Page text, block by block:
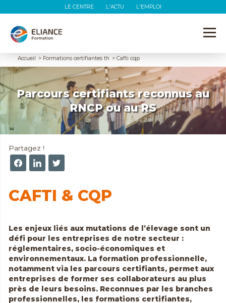
LE CENTRE L'ACTU L'EMPLOI
Accueil > Formations certifiantes th > Cafti cqp
Parcours certifiants reconnus au
RNCP ou au RS
Partagez !
CAFTI & CQP
Les enjeux liés aux mutations de l’élevage sont un
défi pour les entreprises de notre secteur :
réglementaires, socio-économiques et
environnementaux. La formation professionnelle,
notamment via les parcours certifiants, permet aux
entreprises de former ses collaborateurs au plus
près de leurs besoins. Reconnues par les branches
professionnelles, les formations certifiantes,